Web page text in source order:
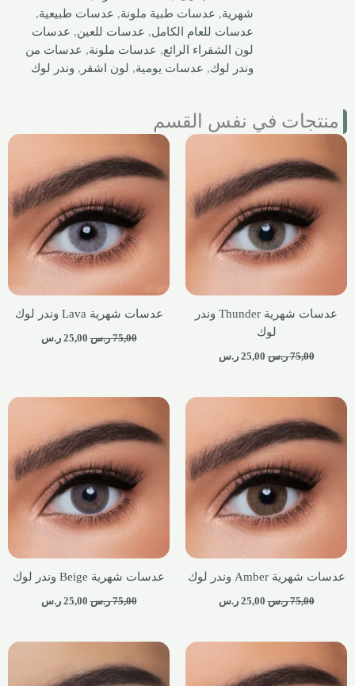
شهرية, عدسات طبية ملونة, عدسات طبيعية,
عدسات للعام الكامل, عدسات للعين, عدسات
لون الشقراء الرائع, عدسات ملونة, عدسات من
وندر لوك, عدسات يومية, لون اشقر , وندر لوك
منتجات في نفس القسم
عدسات شهرية Thunder وندر
لوك
75,00 ر.س 25,00 ر.س
عدسات شهرية Lava وندر لوك
75,00 ر.س 25,00 ر.س
عدسات شهرية Amber وندر لوك
75,00 ر.س 25,00 ر.س
عدسات شهرية Beige وندر لوك
75,00 ر.س 25,00 ر.س